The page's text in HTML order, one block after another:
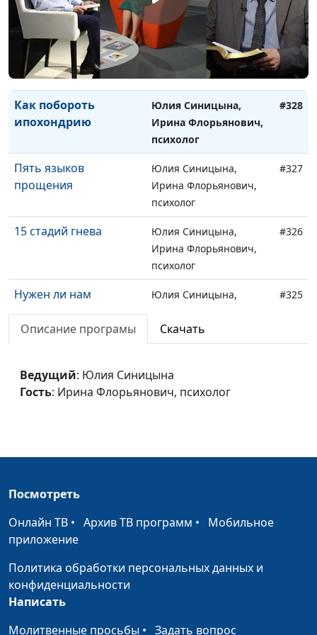
психолог
Как возникают фобии
Юлия Синицына,
Ирина Флорьянович,
психолог
#329
Как побороть
ипохондрию
Юлия Синицына,
Ирина Флорьянович,
психолог
#328
Пять языков
прощения
Юлия Синицына,
Ирина Флорьянович,
психолог
#327
15 стадий гнева
Юлия Синицына,
Ирина Флорьянович,
психолог
#326
Нужен ли нам
самокучинг?
Юлия Синицына,
психолог
#325
психосоматика?
Алина Караченцева,
практический психолог
зрелость?
практический психолог
простить?
психолог
Что такое
эмоциональные
потребности ребенка
Ольга Лебедева,
Половое воспитание
подростка
Ольга Лебедева,
Описание програмы Скачать
Ведущий: Юлия Синицына
Гость: Ирина Флорьянович, психолог
Посмотреть
Онлайн ТВ • Архив ТВ программ • Мобильное
приложение
Политика обработки персональных данных и
конфиденциальности
Написать
Молитвенные просьбы • Задать вопрос